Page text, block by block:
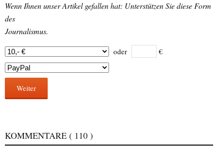
Wenn Ihnen unser Artikel gefallen hat: Unterstützen Sie diese Form
des
Journalismus.
oder €
Weiter
KOMMENTARE ( 110 )